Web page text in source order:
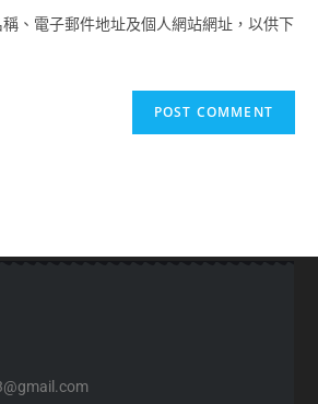
、電子郵件地址及個人網站網址，以供下